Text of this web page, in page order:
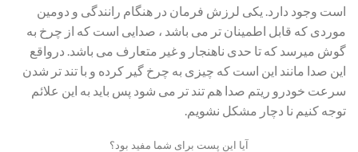
است وجود دارد. یکی لرزش فرمان در هنگام رانندگی و دومین
موردی که قابل اطمینان تر می باشد ، صدایی است که از چرخ به
گوش میرسد که تا حدی ناهنجار و غیر متعارف می باشد. درواقع
این صدا مانند این است که چیزی به چرخ گیر کرده و با تند تر شدن
سرعت خودرو ریتم صدا هم تند تر می شود‌ پس باید به این علائم
توجه کنیم نا دچار مشکل نشویم.
آیا این پست برای شما مفید بود؟